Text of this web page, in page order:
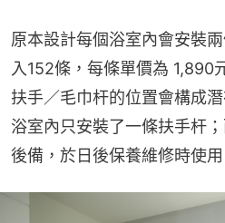
原本設計每個浴室內會安裝
入152條，每條單價為 1,890
扶手／毛巾杆的位置會構成
浴室內只安裝了一條扶手杆
後備，於日後保養維修時使用